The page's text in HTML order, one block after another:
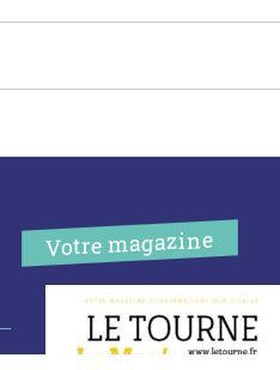
Votre magazine